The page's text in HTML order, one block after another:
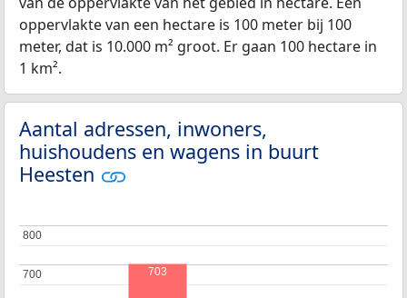
oppervlakte van een hectare is 100 meter bij 100
meter, dat is 10.000 m² groot. Er gaan 100 hectare in
1 km².
Aantal adressen, inwoners,
huishoudens en wagens in buurt
Heesten
700
700
800
800
703